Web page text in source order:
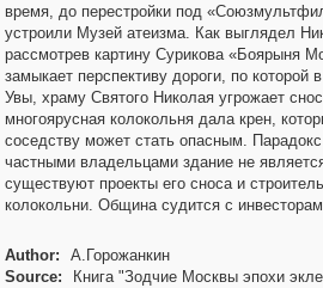
время, до перестройки под
устроили Музей атеизма. Как выглядел
рассмотрев картину Сурикова «Боярыня
замыкает перспективу дороги, по которой
Увы, храму Святого Николая угрожает
многоярусная колокольня дала крен,
соседству может стать опасным.
частными владельцами здание не
существуют проекты его сноса и
колокольни. Община судится с
Author:
А.Горожанкин
Source:
Книга "Зодчие Москвы эпохи